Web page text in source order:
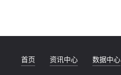
首页 资讯中心 数据中心